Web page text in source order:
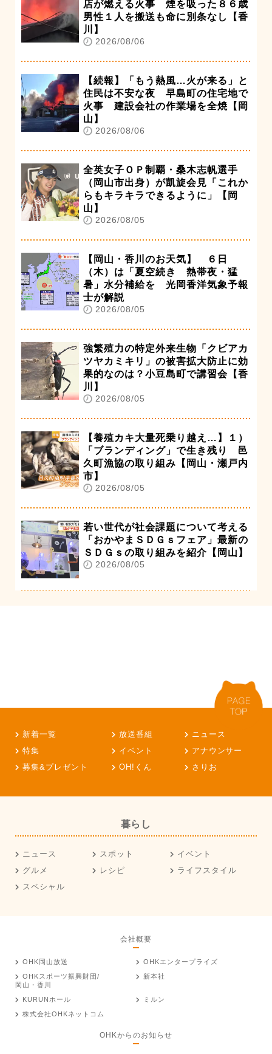
店が燃える火事 煙を吸った８６歳
男性１人を搬送も命に別条なし【香
川】
2026/08/06
【続報】「もう熱風…火が来る」と
住民は不安な夜 早島町の住宅地で
火事 建設会社の作業場を全焼【岡
山】
2026/08/06
全英女子ＯＰ制覇・桑木志帆選手
（岡山市出身）が凱旋会見「これか
らもキラキラできるように」【岡
山】
2026/08/05
【岡山・香川のお天気】 ６日
（木）は「夏空続き 熱帯夜・猛
暑」水分補給を 光岡香洋気象予報
士が解説
2026/08/05
強繁殖力の特定外来生物「クビアカ
ツヤカミキリ」の被害拡大防止に効
果的なのは？小豆島町で講習会【香
川】
2026/08/05
【養殖カキ大量死乗り越え…】１）
「ブランディング」で生き残り 邑
久町漁協の取り組み【岡山・瀬戸内
市】
2026/08/05
若い世代が社会課題について考える
「おかやまＳＤＧｓフェア」最新の
ＳＤＧｓの取り組みを紹介【岡山】
2026/08/05
新着一覧 放送番組
ニュース
特集
イベント
アナウンサー
募集&プレゼント
OH!くん さりお
暮らし
ニュース スポット
イベント
グルメ
レシピ
ライフスタイル
スペシャル
会社概要
OHK岡山放送
OHKエンタープライズ
OHKスポーツ振興財団/
岡山・香川
新本社
KURUNホール
ミルン
株式会社OHKネットコム
OHKからのお知らせ